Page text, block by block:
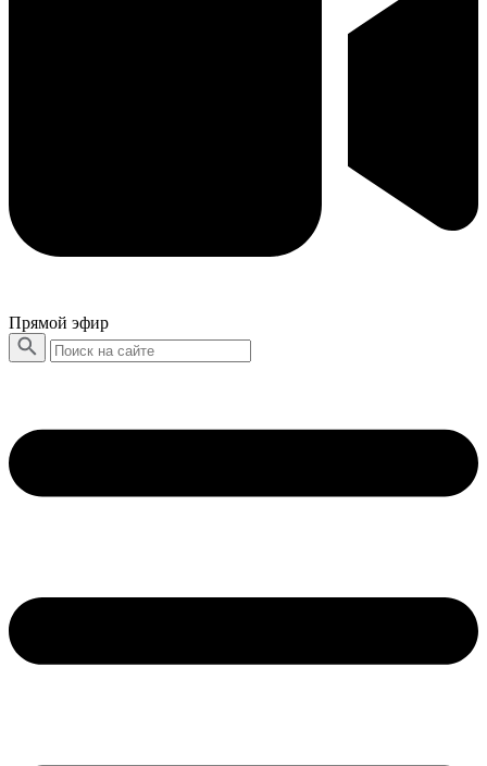
Прямой эфир